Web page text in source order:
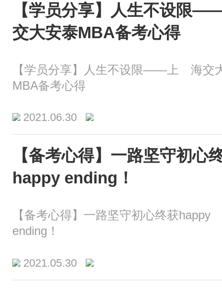
【学员分享】人生不设限
交大安泰MBA备考心得
【学员分享】人生不设限——上 海交
MBA备考心得
2021.06.30
【备考心得】一路坚守初心
happy ending！
【备考心得】一路坚守初心终获happy
ending！
2021.05.30